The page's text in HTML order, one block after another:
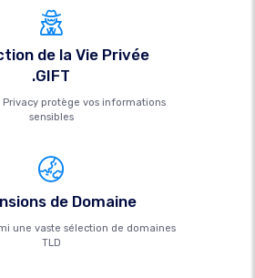
de la Vie Privée
.GIFT
Privacy protège vos informations
sensibles
de Domaine
une vaste sélection de domaines
TLD